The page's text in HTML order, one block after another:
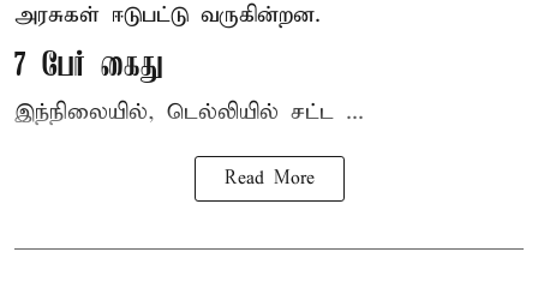
அரசுகள் ஈடுபட்டு வருகின்றன.
7 பேர் கைது
இந்நிலையில், டெல்லியில் சட்ட ...
Read More